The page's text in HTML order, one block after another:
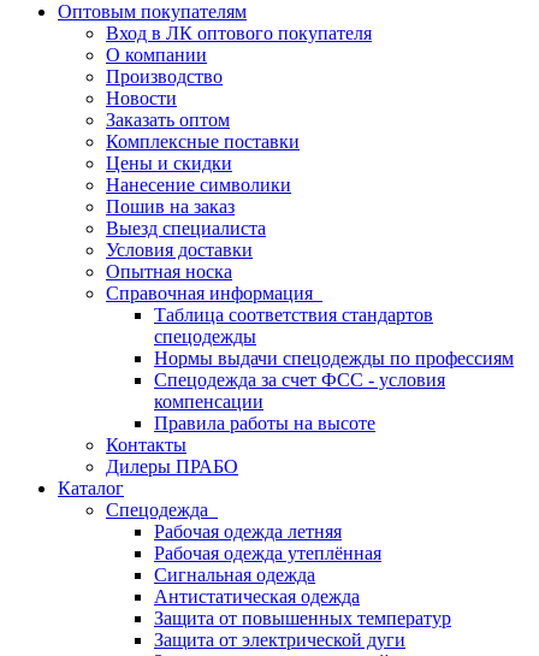
Оптовым покупателям
Вход в ЛК оптового покупателя
О компании
Производство
Новости
Заказать оптом
Комплексные поставки
Цены и скидки
Нанесение символики
Пошив на заказ
Выезд специалиста
Условия доставки
Опытная носка
Справочная информация
Таблица соответствия стандартов
спецодежды
Нормы выдачи спецодежды по профессиям
Спецодежда за счет ФСС - условия
компенсации
Правила работы на высоте
Контакты
Дилеры ПРАБО
Каталог
Спецодежда
Рабочая одежда летняя
Рабочая одежда утеплённая
Сигнальная одежда
Антистатическая одежда
Защита от повышенных температур
Защита от электрической дуги